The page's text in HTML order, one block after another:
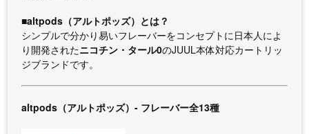
■altpods（アルトポッズ）とは？
シンプルで分かり易いフレーバーをコンセプトに日本人によ
り開発されたニコチン・タール0のJUUL本体対応カートリッ
ジブランドです。
altpods（アルトポッズ）- フレーバー全13種